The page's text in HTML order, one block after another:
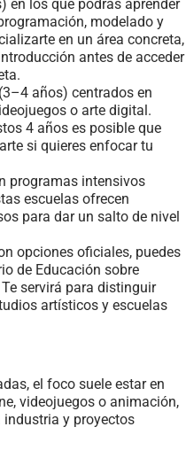
en los que podrás aprender
modelado y
en un área concreta,
antes de acceder
(3–4 años) centrados en
o arte digital.
4 años es posible que
si quieres enfocar tu
programas intensivos
escuelas ofrecen
para dar un salto de nivel
opciones oficiales, puedes
de Educación sobre
Te servirá para distinguir
artísticos y escuelas
el foco suele estar en
videojuegos o animación,
y proyectos